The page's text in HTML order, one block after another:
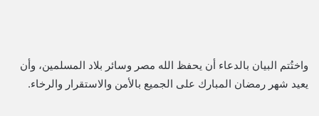
واختُتم البيان بالدعاء أن يحفظ الله مصر وسائر بلاد المسلمين، وأن
يعيد شهر رمضان المبارك على الجميع بالأمن والاستقرار والرخاء.